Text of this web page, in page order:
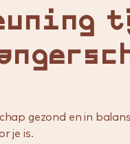
gezond en in
je is.